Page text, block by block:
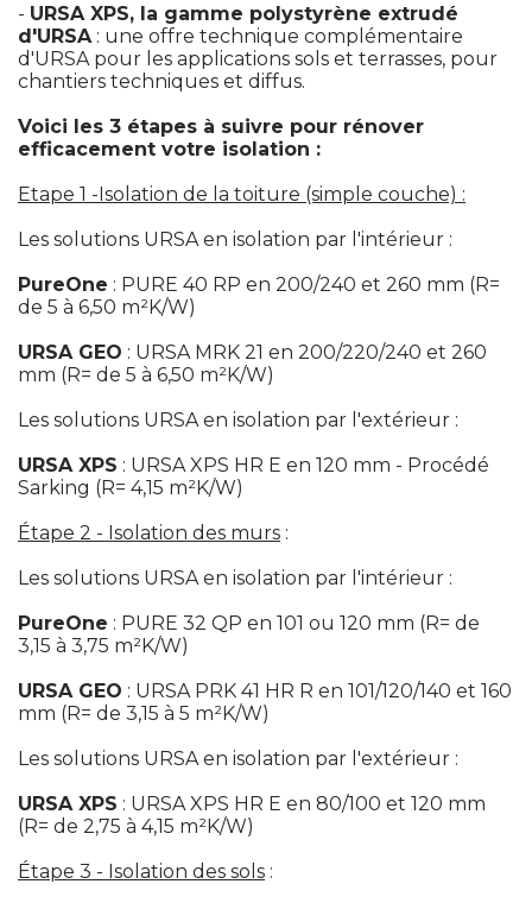
- URSA XPS, la gamme polystyrène extrudé
d'URSA : une offre technique complémentaire
d'URSA pour les applications sols et terrasses, pour
chantiers techniques et diffus.
Voici les 3 étapes à suivre pour rénover
efficacement votre isolation :
Etape 1 -Isolation de la toiture (simple couche) :
Les solutions URSA en isolation par l'intérieur :
PureOne : PURE 40 RP en 200/240 et 260 mm (R=
de 5 à 6,50 m²K/W)
URSA GEO : URSA MRK 21 en 200/220/240 et 260
mm (R= de 5 à 6,50 m²K/W)
Les solutions URSA en isolation par l'extérieur :
URSA XPS : URSA XPS HR E en 120 mm - Procédé
Sarking (R= 4,15 m²K/W)
Étape 2 - Isolation des murs :
Les solutions URSA en isolation par l'intérieur :
PureOne : PURE 32 QP en 101 ou 120 mm (R= de
3,15 à 3,75 m²K/W)
URSA GEO : URSA PRK 41 HR R en 101/120/140 et 160
mm (R= de 3,15 à 5 m²K/W)
Les solutions URSA en isolation par l'extérieur :
URSA XPS : URSA XPS HR E en 80/100 et 120 mm
(R= de 2,75 à 4,15 m²K/W)
Étape 3 - Isolation des sols :